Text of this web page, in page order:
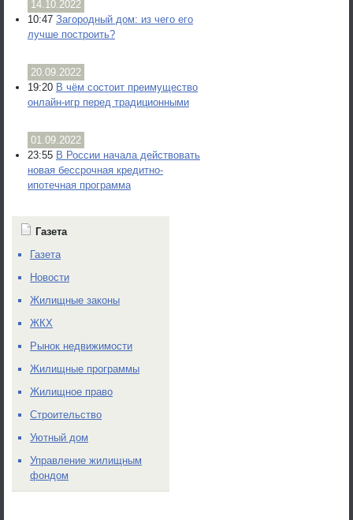
14.10.2022
10:47 Загородный дом: из чего его
лучше построить?
20.09.2022
19:20 В чём состоит преимущество
онлайн-игр перед традиционными
01.09.2022
23:55 В России начала действовать
новая бессрочная кредитно-
ипотечная программа
Газета
Газета
Новости
Жилищные законы
ЖКХ
Рынок недвижимости
Жилищные программы
Жилищное право
Строительство
Уютный дом
Управление жилищным
фондом